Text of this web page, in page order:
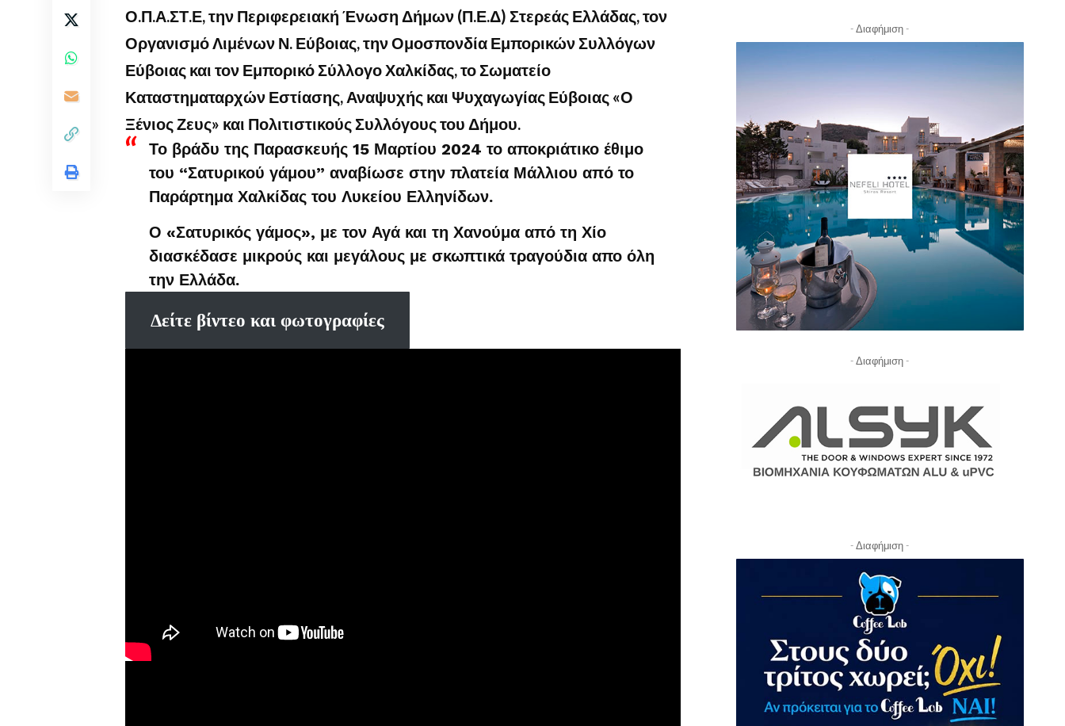
Ο.Π.Α.ΣΤ.Ε, την Περιφερειακή Ένωση Δήμων (Π.Ε.Δ) Στερεάς Ελλάδας, τον
Οργανισμό Λιμένων Ν. Εύβοιας, την Ομοσπονδία Εμπορικών Συλλόγων
Εύβοιας και τον Εμπορικό Σύλλογο Χαλκίδας, το Σωματείο
Καταστηματαρχών Εστίασης, Αναψυχής και Ψυχαγωγίας Εύβοιας «Ο
Ξένιος Ζευς» και Πολιτιστικούς Συλλόγους του Δήμου.
Το βράδυ της Παρασκευής 15 Μαρτίου 2024 το αποκριάτικο έθιμο
του “Σατυρικού γάμου” αναβίωσε στην πλατεία Μάλλιου από το
Παράρτημα Χαλκίδας του Λυκείου Ελληνίδων.
Ο «Σατυρικός γάμος», με τον Αγά και τη Χανούμα από τη Χίο
διασκέδασε μικρούς και μεγάλους με σκωπτικά τραγούδια απο όλη
την Ελλάδα.
Δείτε βίντεο και φωτογραφίες
- Διαφήμιση -
- Διαφήμιση -
- Διαφήμιση -